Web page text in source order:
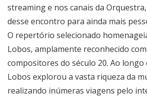
streaming e nos canais da
desse encontro para ainda mais
O repertório selecionado
Lobos, amplamente reconhecido
compositores do século 20. Ao longo
Lobos explorou a vasta riqueza da
realizando inúmeras viagens pelo